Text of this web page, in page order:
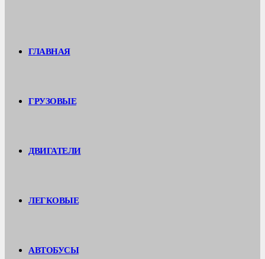
ГЛАВНАЯ
ГРУЗОВЫЕ
ДВИГАТЕЛИ
ЛЕГКОВЫЕ
АВТОБУСЫ